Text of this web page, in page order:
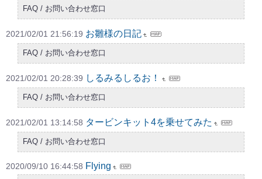
FAQ / お問い合わせ窓口
2021/02/01 21:56:19 お雛様の日記
FAQ / お問い合わせ窓口
2021/02/01 20:28:39 しるみるしるお！
FAQ / お問い合わせ窓口
2021/02/01 13:14:58 タービンキット4を乗せてみた
FAQ / お問い合わせ窓口
2020/09/10 16:44:58 Flying